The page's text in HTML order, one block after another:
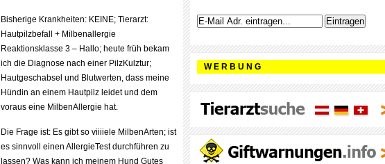
Bisherige Krankheiten: KEINE; Tierarzt:
Hautpilzbefall + Milbenallergie
Reaktionsklasse 3 – Hallo; heute früh bekam
ich die Diagnose nach einer PilzKulztur;
Hautgeschabsel und Blutwerten, dass meine
Hündin an einem Hautpilz leidet und dem
voraus eine MilbenAllergie hat.
Die Frage ist: Es gibt so viiiiele MilbenArten; ist
es sinnvoll einen AllergieTest durchführen zu
lassen? Was kann ich meinem Hund Gutes
W E R B U N G